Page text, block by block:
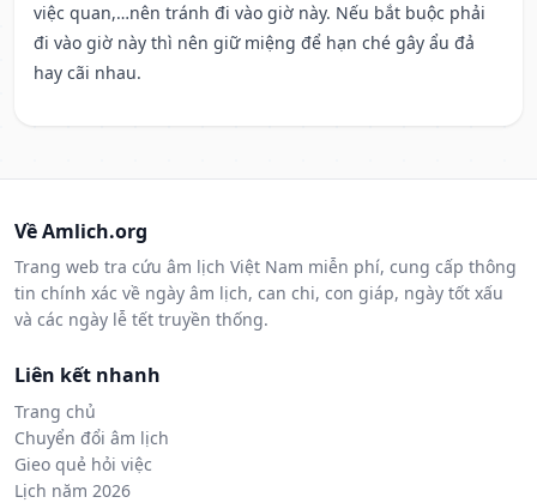
việc quan,…nên tránh đi vào giờ này. Nếu bắt buộc phải
đi vào giờ này thì nên giữ miệng để hạn ché gây ẩu đả
hay cãi nhau.
Về Amlich.org
Trang web tra cứu âm lịch Việt Nam miễn phí, cung cấp thông
tin chính xác về ngày âm lịch, can chi, con giáp, ngày tốt xấu
và các ngày lễ tết truyền thống.
Liên kết nhanh
Trang chủ
Chuyển đổi âm lịch
Gieo quẻ hỏi việc
Lịch năm 2026